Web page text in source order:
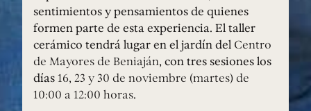
sentimientos y pensamientos de quienes
formen parte de esta experiencia. El taller
cerámico tendrá lugar en el jardín del Centro
de Mayores de Beniaján, con tres sesiones los
días16, 23 y 30 de noviembre (martes) de
10:00 a 12:00 horas.